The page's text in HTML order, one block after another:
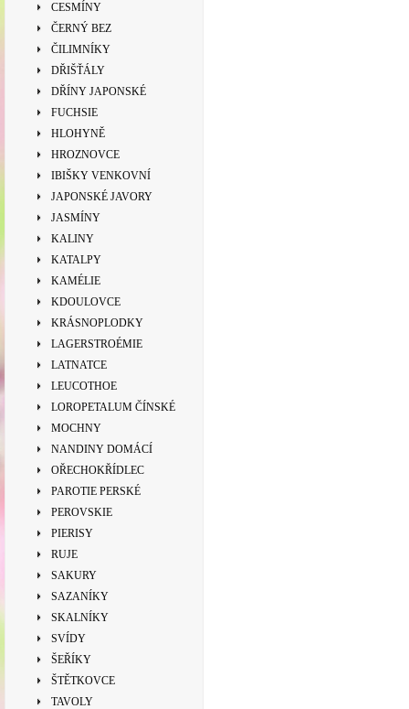
CESMÍNY
ČERNÝ BEZ
ČILIMNÍKY
DŘIŠŤÁLY
DŘÍNY JAPONSKÉ
FUCHSIE
HLOHYNĚ
HROZNOVCE
IBIŠKY VENKOVNÍ
JAPONSKÉ JAVORY
JASMÍNY
KALINY
KATALPY
KAMÉLIE
KDOULOVCE
KRÁSNOPLODKY
LAGERSTROÉMIE
LATNATCE
LEUCOTHOE
LOROPETALUM ČÍNSKÉ
MOCHNY
NANDINY DOMÁCÍ
OŘECHOKŘÍDLEC
PAROTIE PERSKÉ
PEROVSKIE
PIERISY
RUJE
SAKURY
SAZANÍKY
SKALNÍKY
SVÍDY
ŠEŘÍKY
ŠTĚTKOVCE
TAVOLY